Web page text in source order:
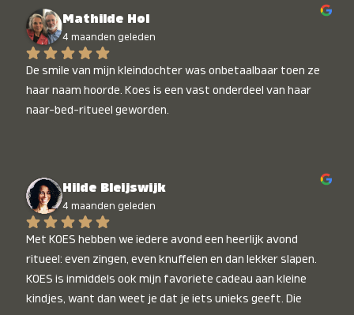
Mathilde Hol
4 maanden geleden
De smile van mijn kleindochter was onbetaalbaar toen ze
haar naam hoorde. Koes is een vast onderdeel van haar
naar-bed-ritueel geworden.
Hilde Bleijswijk
4 maanden geleden
Met KOES hebben we iedere avond een heerlijk avond
ritueel: even zingen, even knuffelen en dan lekker slapen.
KOES is inmiddels ook mijn favoriete cadeau aan kleine
kindjes, want dan weet je dat je iets unieks geeft. Die